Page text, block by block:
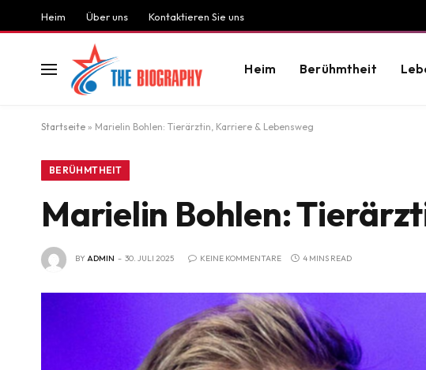
Heim Über uns Kontaktieren Sie uns
Heim Berühmtheit
Startseite » Marielin Bohlen: Tierärztin, Karriere & Lebensweg
BERÜHMTHEIT
Marielin Bohlen:
BYADMIN 30. JULI 2025 KEINE KOMMENTARE 4 MINS READ